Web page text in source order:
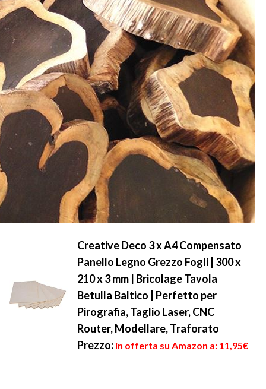
Creative Deco 3 x A4 Compensato
Panello Legno Grezzo Fogli | 300 x
210 x 3 mm | Bricolage Tavola
Betulla Baltico | Perfetto per
Pirografia, Taglio Laser, CNC
Router, Modellare, Traforato
Prezzo: in offerta su Amazon a: 11,95€